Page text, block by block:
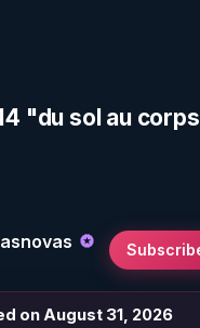
"du sol au
on August 31, 2026